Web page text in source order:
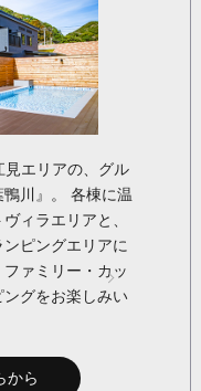
エリアの、グル
川』。 各棟に温
ィラエリアと、
ピングエリアに
ァミリー・カッ
グをお楽しみい
から